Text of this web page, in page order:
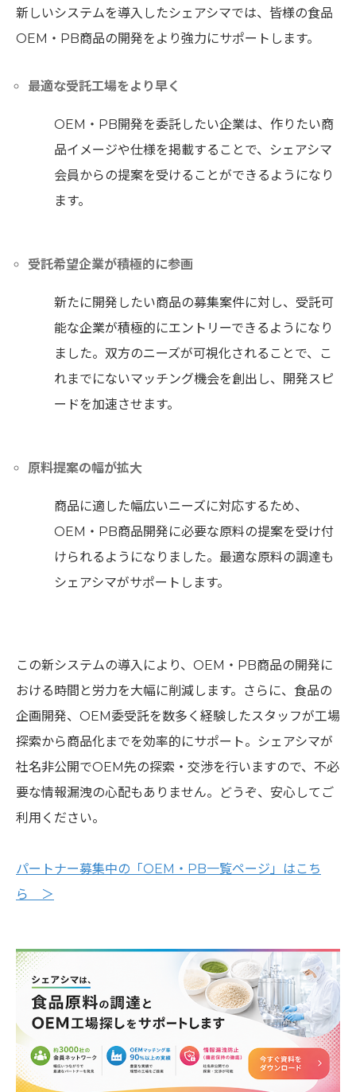
新しいシステムを導入したシェアシマでは、皆様の食品
OEM・PB商品の開発をより強力にサポートします。
最適な受託工場をより早く
OEM・PB開発を委託したい企業は、作りたい商
品イメージや仕様を掲載することで、シェアシマ
会員からの提案を受けることができるようになり
ます。
受託希望企業が積極的に参画
新たに開発したい商品の募集案件に対し、受託可
能な企業が積極的にエントリーできるようになり
ました。双方のニーズが可視化されることで、こ
れまでにないマッチング機会を創出し、開発スピ
ードを加速させます。
原料提案の幅が拡大
商品に適した幅広いニーズに対応するため、
OEM・PB商品開発に必要な原料の提案を受け付
けられるようになりました。最適な原料の調達も
シェアシマがサポートします。
この新システムの導入により、OEM・PB商品の開発に
おける時間と労力を大幅に削減します。さらに、食品の
企画開発、OEM委受託を数多く経験したスタッフが工場
探索から商品化までを効率的にサポート。シェアシマが
社名非公開でOEM先の探索・交渉を行いますので、不必
要な情報漏洩の心配もありません。どうぞ、安心してご
利用ください。
パートナー募集中の「OEM・PB一覧ページ」はこち
ら ＞